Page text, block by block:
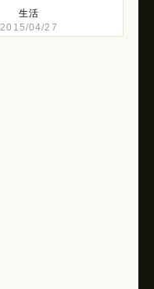
生活
2015/04/27